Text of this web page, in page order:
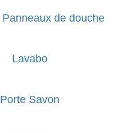
Panneaux de douche
Lavabo
Porte Savon